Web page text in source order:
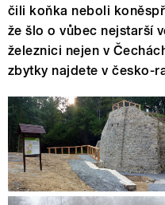
čili koňka neboli
že šlo o vůbec nejstarší
železnici nejen v
zbytky najdete v česko-